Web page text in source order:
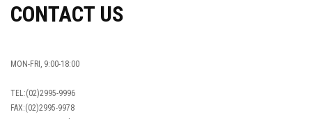
CONTACT US
MON-FRI, 9:00-18:00
TEL:(02)2995-9996
FAX:(02)2995-9978